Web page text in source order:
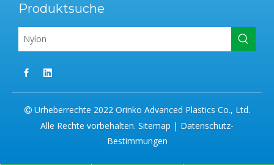
Produktsuche
Urheberrechte 2022 Orinko Advanced Plastics Co., Ltd.
Alle Rechte vorbehalten. Sitemap | Datenschutz-
Bestimmungen